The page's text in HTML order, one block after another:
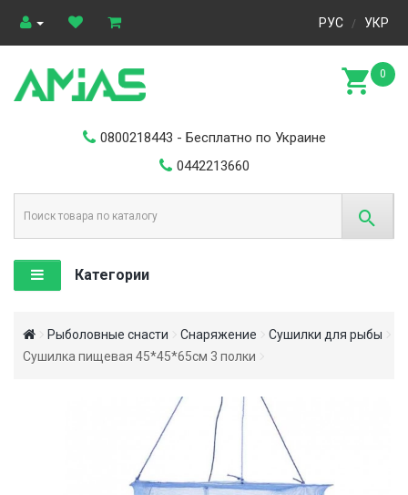
РУС / УКР
0800218443 - Бесплатно по Украине
0442213660
Категории
0
Рыболовные снасти Снаряжение
Сушилки для рыбы
Сушилка пищевая 45*45*65см 3 полки